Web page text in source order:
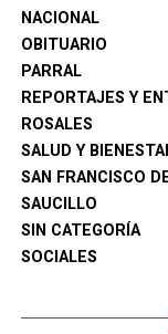
crecimiento.
Actualmente
Camargo, de las
participación en
NACIONAL
OBITUARIO
PARRAL
REPORTAJES Y
ROSALES
SALUD Y
SAN FRANCISCO
SAUCILLO
SIN CATEGORÍA
SOCIALES